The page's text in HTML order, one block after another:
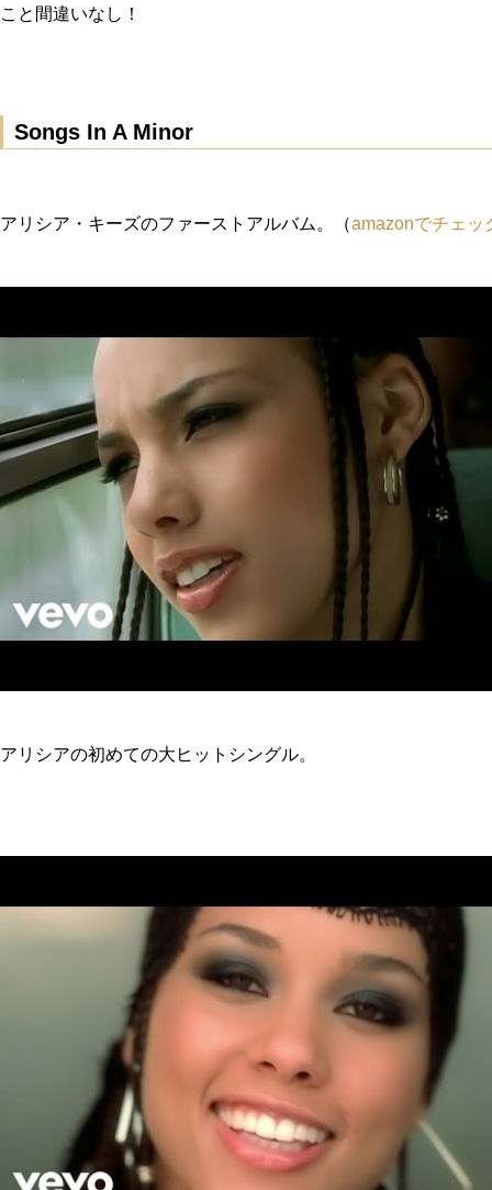
こと間違いなし！
Songs In A Minor
アリシア・キーズのファーストアルバム。（amazonでチェッ
アリシアの初めての大ヒットシングル。